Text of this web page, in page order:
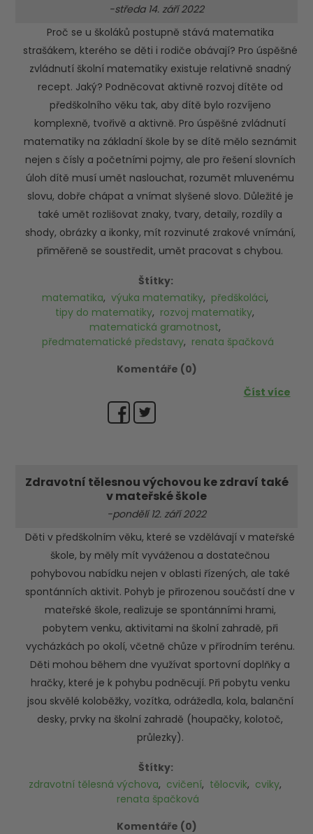
-středa 14. září 2022
Proč se u školáků postupně stává matematika
strašákem, kterého se děti i rodiče obávají? Pro úspěšné
zvládnutí školní matematiky existuje relativně snadný
recept. Jaký? Podněcovat aktivně rozvoj dítěte od
předškolního věku tak, aby dítě bylo rozvíjeno
komplexně, tvořivě a aktivně. Pro úspěšné zvládnutí
matematiky na základní škole by se dítě mělo seznámit
nejen s čísly a početními pojmy, ale pro řešení slovních
úloh dítě musí umět naslouchat, rozumět mluvenému
slovu, dobře chápat a vnímat slyšené slovo. Důležité je
také umět rozlišovat znaky, tvary, detaily, rozdíly a
shody, obrázky a ikonky, mít rozvinuté zrakové vnímání,
přiměřeně se soustředit, umět pracovat s chybou.
Štítky:
matematika, výuka matematiky, předškoláci,
tipy do matematiky, rozvoj matematiky,
matematická gramotnost,
předmatematické představy, renata špačková
Komentáře (0)
Číst více
Zdravotní tělesnou výchovou ke zdraví také
v mateřské škole
-pondělí 12. září 2022
Děti v předškolním věku, které se vzdělávají v mateřské
škole, by měly mít vyváženou a dostatečnou
pohybovou nabídku nejen v oblasti řízených, ale také
spontánních aktivit. Pohyb je přirozenou součástí dne v
mateřské škole, realizuje se spontánními hrami,
pobytem venku, aktivitami na školní zahradě, při
vycházkách po okolí, včetně chůze v přírodním terénu.
Děti mohou během dne využívat sportovní doplňky a
hračky, které je k pohybu podněcují. Při pobytu venku
jsou skvělé koloběžky, vozítka, odrážedla, kola, balanční
desky, prvky na školní zahradě (houpačky, kolotoč,
průlezky).
Štítky:
zdravotní tělesná výchova, cvičení, tělocvik, cviky,
renata špačková
Komentáře (0)